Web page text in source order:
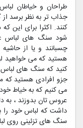
طراحان و خیاطان
جذاب تر به نظر برسد
کنند. اکثرا برای این
شود سنگ های لباس
چسبانند و یا از
هستید که می خواهید
کنید که سنگ های
جزو افرادی هستید که
می کنیم که به خیاط
عروس تان بدوزند ، به
داشت که لباس خود را
سنگ های تزئینی روی